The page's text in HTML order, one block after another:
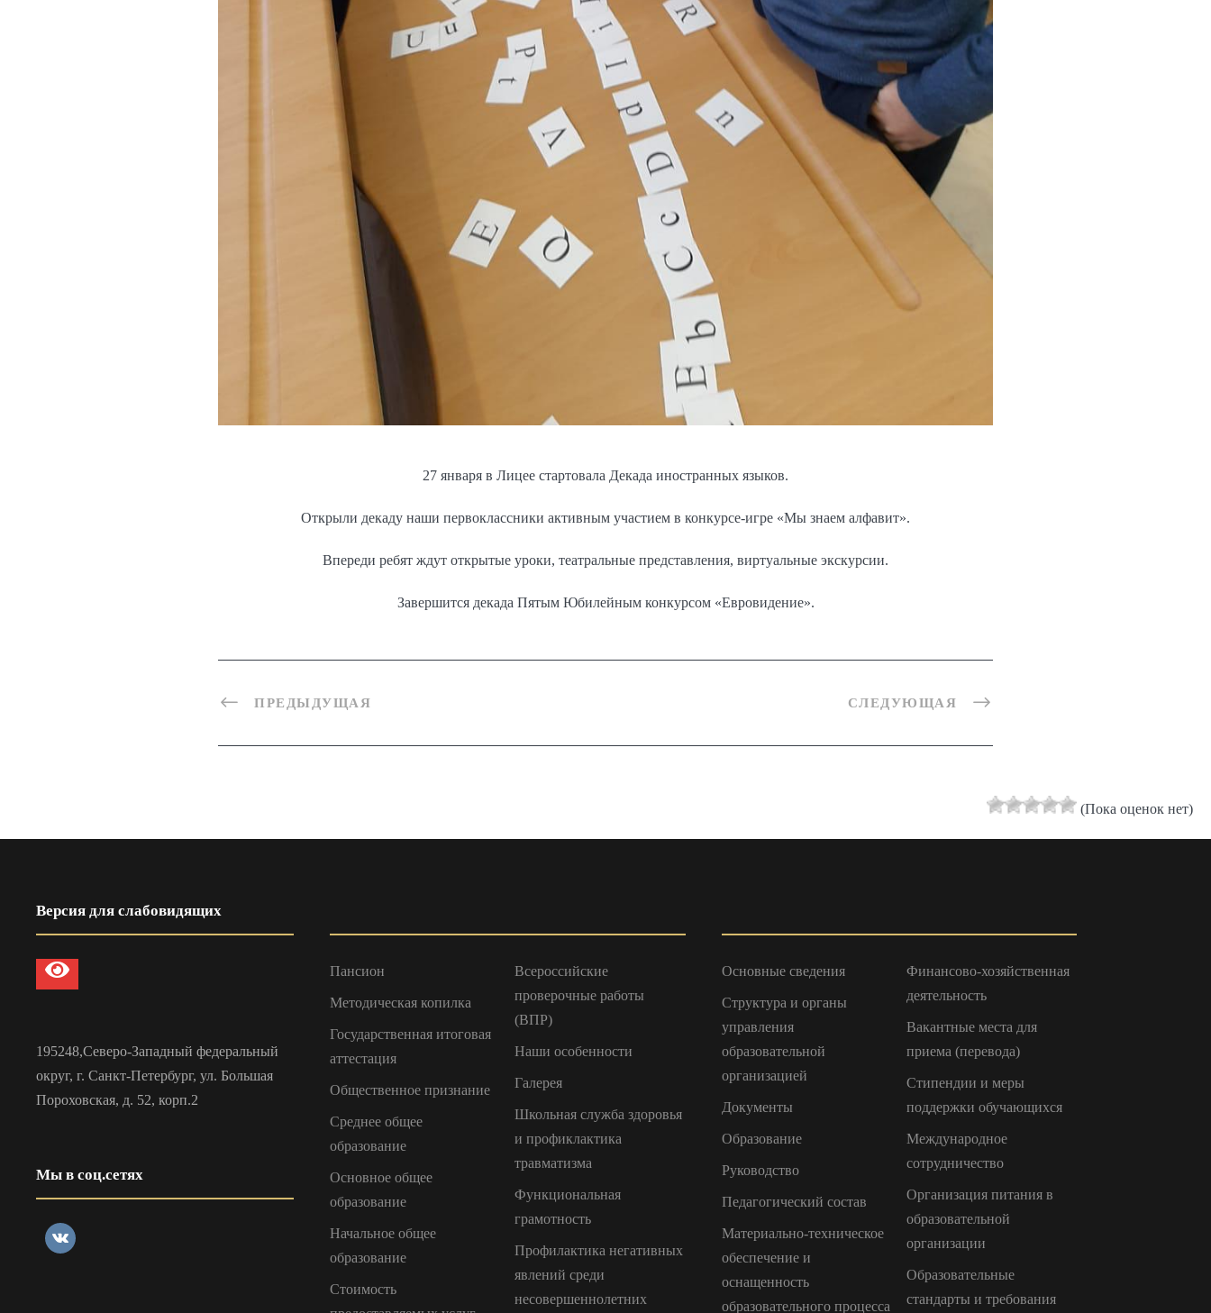
27 января в Лицее стартовала Декада иностранных языков.
Открыли декаду наши первоклассники активным участием в конкурсе-игре «Мы знаем алфавит».
Впереди ребят ждут открытые уроки, театральные представления, виртуальные экскурсии.
Завершится декада Пятым Юбилейным конкурсом «Евровидение».
ПРЕДЫДУЩАЯ СЛЕДУЮЩАЯ
(Пока оценок нет)
Версия для слабовидящих
195248,Северо-Западный федеральный
округ, г. Санкт-Петербург, ул. Большая
Пороховская, д. 52, корп.2
Мы в соц.сетях
Пансион
Методическая копилка
Государственная итоговая
аттестация
Общественное признание
Среднее общее
образование
Основное общее
образование
Начальное общее
образование
Стоимость
Всероссийские
проверочные работы
(ВПР)
Наши особенности
Галерея
Школьная служба здоровья
и профиклактика
травматизма
Функциональная
грамотность
Профилактика негативных
явлений среди
несовершеннолетних
Основные сведения
Структура и органы
управления
образовательной
организацией
Документы
Образование
Руководство
Педагогический состав
Материально-техническое
обеспечение и
оснащенность
образовательного процесса
Финансово-хозяйственная
деятельность
Вакантные места для
приема (перевода)
Стипендии и меры
поддержки обучающихся
Международное
сотрудничество
Организация питания в
образовательной
организации
Образовательные
стандарты и требования